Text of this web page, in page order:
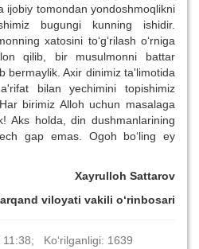
ijobiy tomondan yondoshmoqlikni
bugungi kunning ishidir.
xatosini to‘g‘rilash o‘rniga
qilib, bir musulmonni battar
bermaylik. Axir dinimiz ta'limotida
bilan yechimini topishimiz
birimiz Alloh uchun masalaga
Aks holda, din dushmanlarining
gap emas. Ogoh bo‘ling ey
Xayrulloh Sattarov
viloyati vakili o‘rinbosari
Ko‘rilganligi: 1639